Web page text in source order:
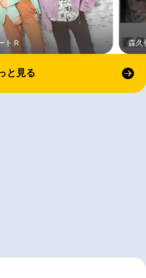
トＲ 森久
と見る